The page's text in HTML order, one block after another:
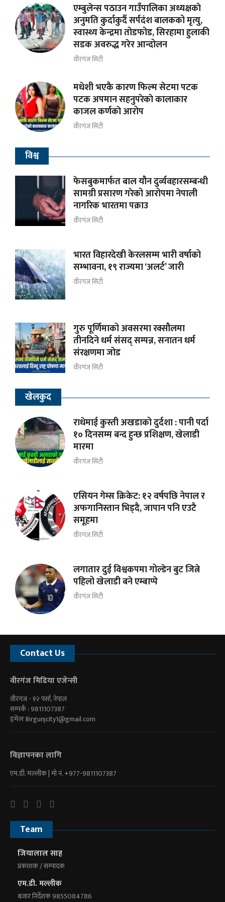
एम्बुलेन्स पठाउन गाउँपालिका अध्यक्षकाे
अनुमति कुर्दाकुर्दै सर्पदंश बालकको मृत्यु,
स्वास्थ्य केन्द्रमा तोडफोड, सिरहामा हुलाकी
सडक अवरुद्ध गरेर आन्दोलन
वीरगंज सिटी
मधेशी भएकै कारण फिल्म सेटमा पटक
पटक अपमान सहनुपरेकाे कालाकार
काजल कर्णकाे आरोप
वीरगंज सिटी
विश्व
फेसबुकमार्फत बाल यौन दुर्व्यवहारसम्बन्धी
सामग्री प्रसारण गरेको आरोपमा नेपाली
नागरिक भारतमा पक्राउ
वीरगंज सिटी
भारत विहारदेखी केरलसम्म भारी वर्षाको
सम्भावना, १९ राज्यमा ‘अलर्ट’ जारी
वीरगंज सिटी
गुरु पूर्णिमाको अवसरमा रक्सौलमा
तीनदिने धर्म संसद् सम्पन्न, सनातन धर्म
संरक्षणमा जोड
वीरगंज सिटी
खेलकुद
राधेमाई कुस्ती अखडाको दुर्दशा : पानी पर्दा
१० दिनसम्म बन्द हुन्छ प्रशिक्षण, खेलाडी
मारमा
वीरगंज सिटी
एसियन गेम्स क्रिकेट: १२ वर्षपछि नेपाल र
अफगानिस्तान भिड्दै, जापान पनि एउटै
समूहमा
वीरगंज सिटी
लगातार दुई विश्वकपमा गोल्डेन बुट जित्ने
पहिलो खेलाडी बने एम्बाप्पे
वीरगंज सिटी
Contact Us
वीरगंज मिडिया एजेन्सी
वीरगंज - १२ पर्सा, नेपाल
सम्पर्क : 9811107387
इमेलःBirgunjcity1@gmail.com
विज्ञापनका लागि
एम.डी. मल्लीक | माे नं. +977-9811107387
Team
जियालाल साह
प्रकाशक / सम्पादक
एम.डी. मल्लीक
बजार निर्देशक 9855084786